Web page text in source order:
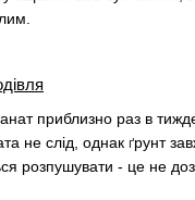
приблизно раз в
не слід, однак ґрунт
розпушувати - це не